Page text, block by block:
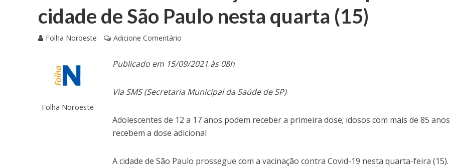
cidade de São Paulo nesta quarta (15)
Folha Noroeste Adicione Comentário
Folha Noroeste
Publicado em 15/09/2021 às 08h
Via SMS (Secretaria Municipal da Saúde de SP)
Adolescentes de 12 a 17 anos podem receber a primeira dose; idosos com mais de 85 anos
recebem a dose adicional
A cidade de São Paulo prossegue com a vacinação contra Covid-19 nesta quarta-feira (15).